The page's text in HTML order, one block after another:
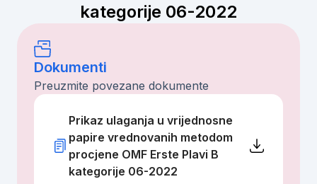
kategorije 06-2022
Dokumenti
Preuzmite povezane dokumente
Prikaz ulaganja u vrijednosne
papire vrednovanih metodom
procjene OMF Erste Plavi B
kategorije 06-2022